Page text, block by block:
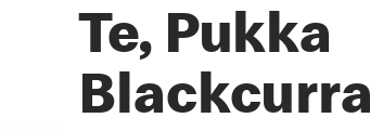
Te, Pukka